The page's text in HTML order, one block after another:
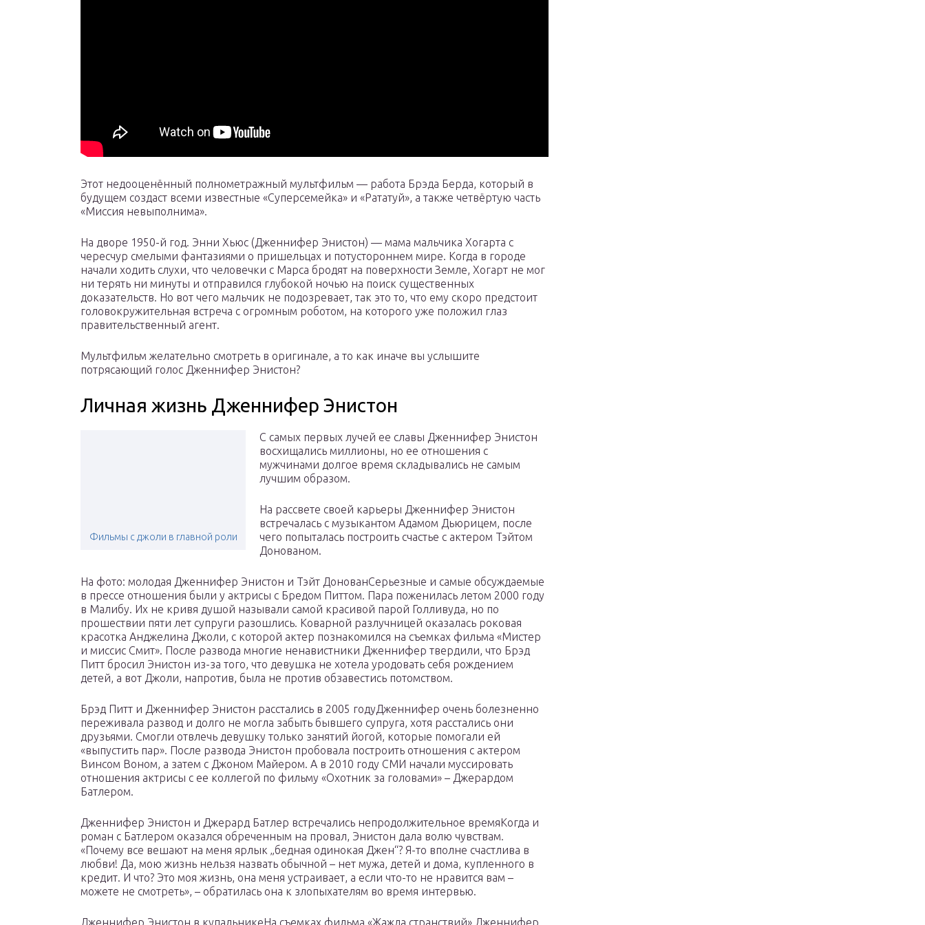
Этот недооценённый полнометражный мультфильм — работа Брэда Берда, который в
будущем создаст всеми известные «Суперсемейка» и «Рататуй», а также четвёртую часть
«Миссия невыполнима».
На дворе 1950-й год. Энни Хьюс (Дженнифер Энистон) — мама мальчика Хогарта с
чересчур смелыми фантазиями о пришельцах и потустороннем мире. Когда в городе
начали ходить слухи, что человечки с Марса бродят на поверхности Земле, Хогарт не мог
ни терять ни минуты и отправился глубокой ночью на поиск существенных
доказательств. Но вот чего мальчик не подозревает, так это то, что ему скоро предстоит
головокружительная встреча с огромным роботом, на которого уже положил глаз
правительственный агент.
Мультфильм желательно смотреть в оригинале, а то как иначе вы услышите
потрясающий голос Дженнифер Энистон?
Личная жизнь Дженнифер Энистон
Фильмы с джоли в главной роли
С самых первых лучей ее славы Дженнифер Энистон
восхищались миллионы, но ее отношения с
мужчинами долгое время складывались не самым
лучшим образом.
На рассвете своей карьеры Дженнифер Энистон
встречалась с музыкантом Адамом Дьюрицем, после
чего попыталась построить счастье с актером Тэйтом
Донованом.
На фото: молодая Дженнифер Энистон и Тэйт ДонованСерьезные и самые обсуждаемые
в прессе отношения были у актрисы с Бредом Питтом. Пара поженилась летом 2000 году
в Малибу. Их не кривя душой называли самой красивой парой Голливуда, но по
прошествии пяти лет супруги разошлись. Коварной разлучницей оказалась роковая
красотка Анджелина Джоли, с которой актер познакомился на съемках фильма «Мистер
и миссис Смит». После развода многие ненавистники Дженнифер твердили, что Брэд
Питт бросил Энистон из-за того, что девушка не хотела уродовать себя рождением
детей, а вот Джоли, напротив, была не против обзавестись потомством.
Брэд Питт и Дженнифер Энистон расстались в 2005 годуДженнифер очень болезненно
переживала развод и долго не могла забыть бывшего супруга, хотя расстались они
друзьями. Смогли отвлечь девушку только занятий йогой, которые помогали ей
«выпустить пар». После развода Энистон пробовала построить отношения с актером
Винсом Воном, а затем с Джоном Майером. А в 2010 году СМИ начали муссировать
отношения актрисы с ее коллегой по фильму «Охотник за головами» – Джерардом
Батлером.
Дженнифер Энистон и Джерард Батлер встречались непродолжительное времяКогда и
роман с Батлером оказался обреченным на провал, Энистон дала волю чувствам.
«Почему все вешают на меня ярлык „бедная одинокая Джен“? Я-то вполне счастлива в
любви! Да, мою жизнь нельзя назвать обычной – нет мужа, детей и дома, купленного в
кредит. И что? Это моя жизнь, она меня устраивает, а если что-то не нравится вам –
можете не смотреть», – обратилась она к злопыхателям во время интервью.
Дженнифер Энистон в купальникеНа съемках фильма «Жажда странствий» Дженнифер